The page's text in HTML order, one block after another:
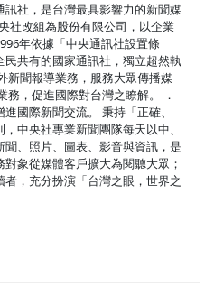
社，是台灣最具影響力的新聞媒
社改組為股份有限公司，以企業
年依據「中央通訊社設置條
共有的國家通訊社，獨立超然執
新聞報導業務，服務大眾傳播媒
，促進國際對台灣之瞭解。 ．
國際新聞交流。 秉持「正確、
中央社專業新聞團隊每天以中、
、照片、圖表、影音與資訊，是
象從媒體客戶擴大為閱聽大眾；
，充分扮演「台灣之眼，世界之